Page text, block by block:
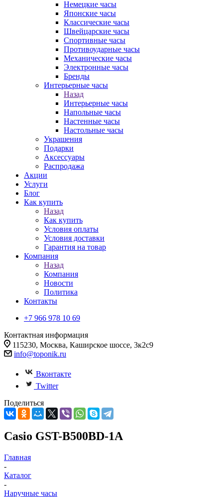
Немецкие часы
Японские часы
Классические часы
Швейцарские часы
Спортивные часы
Противоударные часы
Механические часы
Электронные часы
Бренды
Интерьерные часы
Назад
Интерьерные часы
Напольные часы
Настенные часы
Настольные часы
Украшения
Подарки
Аксессуары
Распродажа
Акции
Услуги
Блог
Как купить
Назад
Как купить
Условия оплаты
Условия доставки
Гарантия на товар
Компания
Назад
Компания
Новости
Политика
Контакты
+7 966 978 10 69
Контактная информация
115230, Москва, Каширское шоссе, 3к2с9
info@toponik.ru
Вконтакте
Twitter
Поделиться
Casio GST-B500BD-1A
Главная
-
Каталог
-
Наручные часы